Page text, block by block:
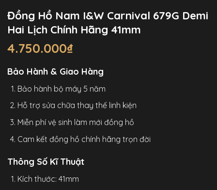
Đồng Hồ Nam I&W Carnival 679G Demi
Hai Lịch Chính Hãng 41mm
4.750.000₫
Bảo Hành & Giao Hàng
Bảo hành bộ máy 5 năm
Hỗ trợ sửa chữa thay thế linh kiện
Miễn phí vệ sinh làm mới đồng hồ
Cam kết đồng hồ chính hãng trọn đời
Thông Số Kĩ Thuật
Kích thước: 41mm